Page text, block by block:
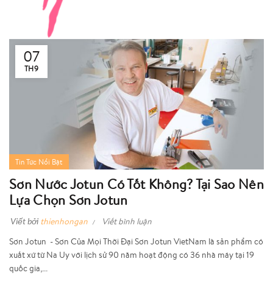
07
TH9
Tin Tức Nổi Bật
Sơn Nước Jotun Có Tốt Không? Tại Sao Nên
Lựa Chọn Sơn Jotun
Viết bởi thienhongan
Viết bình luận
Sơn Jotun - Sơn Của Mọi Thời Đại Sơn Jotun VietNam là sản phẩm có
xuất xứ từ Na Uy với lịch sử 90 năm hoạt động có 36 nhà máy tại 19
quốc gia,...